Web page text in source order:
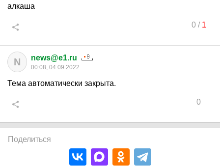
алкаша
0/ 1
N news@e1.ru
00:08, 04.09.2022
Тема автоматически закрыта.
0
Поделиться